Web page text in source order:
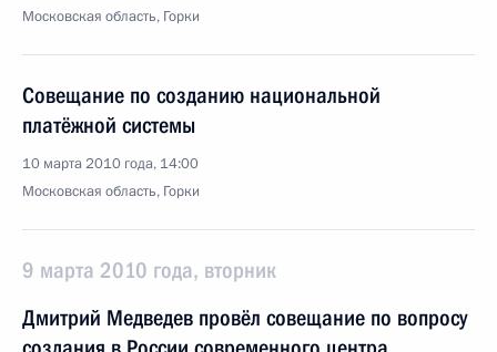
Московская область, Горки
Совещание по созданию национальной
платёжной системы
10 марта 2010 года, 14:00
Московская область, Горки
9 марта 2010 года, вторник
Дмитрий Медведев провёл совещание по вопросу